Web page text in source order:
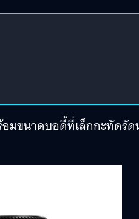
อมขนาดบอดี้ที่เล็กกะทัดรั